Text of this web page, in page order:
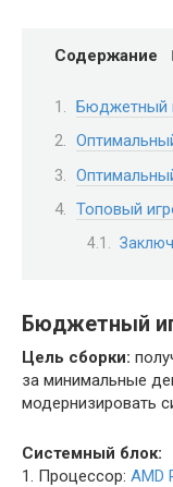
Содержание
Бюджетный
Топовый
Бюджетный
Цель сборки:
за минимальные
модернизировать
Системный блок:
1. Процессор: AMD